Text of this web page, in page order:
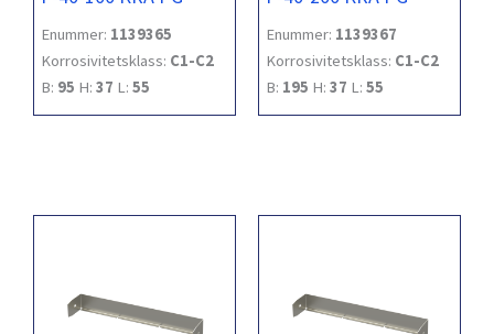
Enummer: 1139365
Korrosivitetsklass: C1-C2
B: 95 H: 37 L: 55
Enummer: 1139367
Korrosivitetsklass: C1-C2
B: 195 H: 37 L: 55